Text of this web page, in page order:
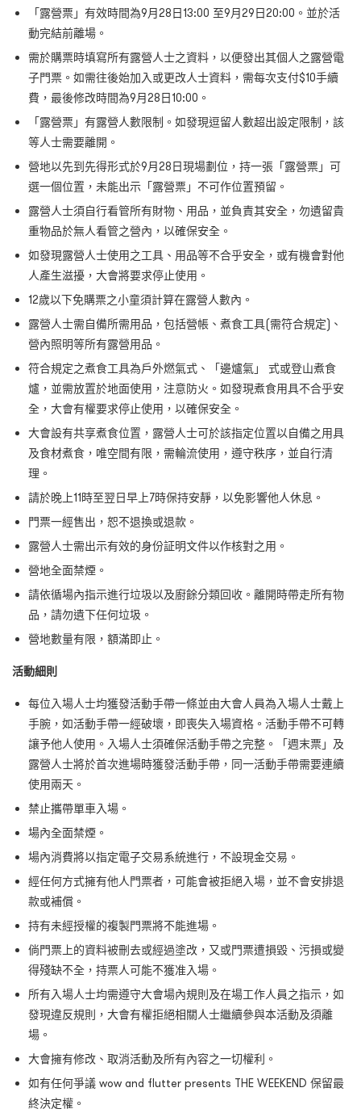
「露營票」有效時間為9⽉28⽇13:00 ⾄9⽉29⽇20:00。並於活
動完結前離場。
需於購票時填寫所有露營⼈⼠之資料，以便發出其個⼈之露營電
⼦⾨票。如需往後始加入或更改⼈⼠資料，需每次⽀付$10⼿續
費，最後修改時間為9⽉28⽇10:00。
「露營票」有露營⼈數限制。如發現逗留⼈數超出設定限制，該
等⼈⼠需要離開。
營地以先到先得形式於9⽉28⽇現場劃位，持⼀張「露營票」可
選⼀個位置，未能出示「露營票」不可作位置預留。
露營人士須自行看管所有財物、用品，並負責其安全，勿遺留貴
重物品於無人看管之營內，以確保安全。
如發現露營人士使用之工具、用品等不合乎安全，或有機會對他
人產生滋擾，大會將要求停止使用。
12歲以下免購票之⼩童須計算在露營⼈數內。
露營⼈⼠需⾃備所需⽤品，包括營帳、煮食⼯具(需符合規定)、
營內照明等所有露營⽤品。
符合規定之煮食⼯具為⼾外燃氣式、「邊爐氣」 式或登⼭煮食
爐，並需放置於地⾯使⽤，注意防火。如發現煮食⽤具不合乎安
全，⼤會有權要求停⽌使⽤，以確保安全。
⼤會設有共享煮食位置，露營⼈⼠可於該指定位置以⾃備之⽤具
及食材煮食，唯空間有限，需輪流使⽤，遵守秩序，並⾃⾏清
理。
請於晚上11時⾄翌⽇早上7時保持安靜，以免影響他⼈休息。
⾨票⼀經售出，恕不退換或退款。
露營⼈⼠需出示有效的⾝份証明⽂件以作核對之⽤。
營地全⾯禁煙。
請依循場內指示進⾏垃圾以及廚餘分類回收。離開時帶走所有物
品，請勿遺下任何垃圾。
營地數量有限，額滿即⽌。
活動細則
每位入場⼈⼠均獲發活動⼿帶⼀條並由⼤會⼈員為入場⼈⼠戴上
⼿腕，如活動⼿帶⼀經破壞，即喪失入場資格。活動⼿帶不可轉
讓予他⼈使⽤。入場⼈⼠須確保活動⼿帶之完整。「週末票」及
露營⼈⼠將於⾸次進場時獲發活動⼿帶，同⼀活動⼿帶需要連續
使⽤兩天。
禁⽌攜帶單⾞入場。
場內全⾯禁煙。
場內消費將以指定電⼦交易系統進⾏，不設現⾦交易。
經任何⽅式擁有他⼈⾨票者，可能會被拒絕入場，並不會安排退
款或補償。
持有未經授權的複製⾨票將不能進場。
倘⾨票上的資料被刪去或經過塗改，⼜或⾨票遭損毀、污損或變
得殘缺不全，持票⼈可能不獲准入場。
所有入場⼈⼠均需遵守⼤會場內規則及在場⼯作⼈員之指示，如
發現違反規則，⼤會有權拒絕相關⼈⼠繼續參與本活動及須離
場。
⼤會擁有修改、取消活動及所有內容之⼀切權利。
如有任何爭議 wow and flutter presents THE WEEKEND 保留最
終決定權。